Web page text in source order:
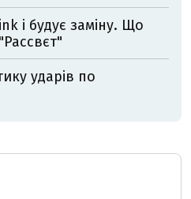
і будує заміну. Що
ударів по